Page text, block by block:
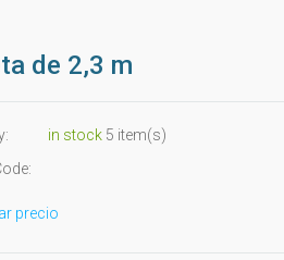
de 2,3 m
in stock 5 item(s)
precio